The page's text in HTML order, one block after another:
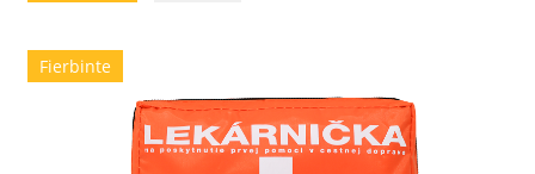
Fierbinte